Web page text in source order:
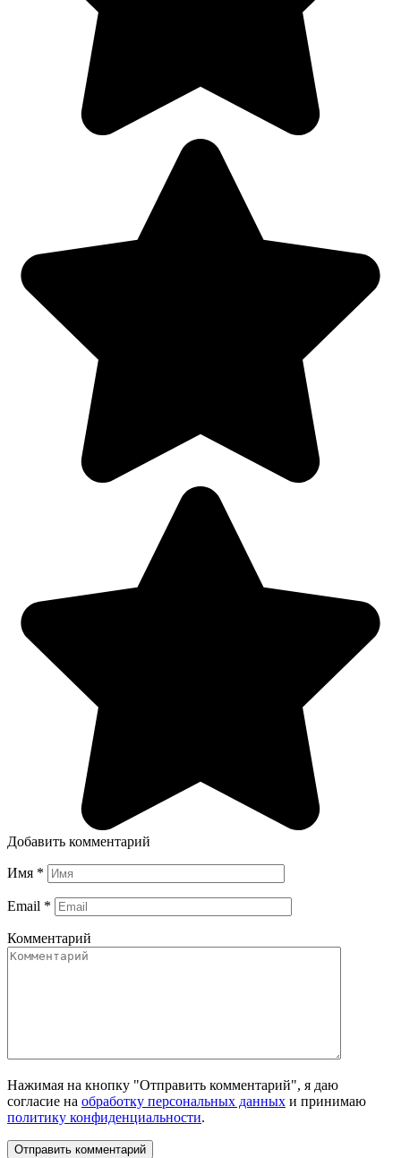
Добавить комментарий
Имя *
Email *
Комментарий
Нажимая на кнопку "Отправить комментарий", я даю
согласие на обработку персональных данных и принимаю
политику конфиденциальности.